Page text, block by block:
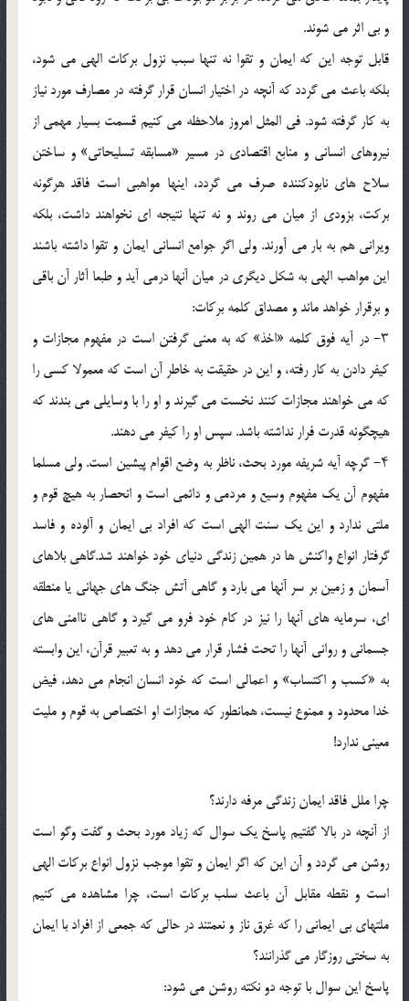
و بى اثر مى شوند.
قابل توجه اين كه ايمان و تقوا نه تنها سبب نزول بركات الهى مى شود،
بلكه باعث مى گردد كه آنچه در اختيار انسان قرار گرفته در مصارف مورد نياز
به كار گرفته شود. فى المثل امروز ملاحظه مى كنيم قسمت بسيار مهمى از
نيروهاى انسانى و منابع اقتصادى در مسير «مسابقه تسليحاتى» و ساختن
سلاح هاى نابودكننده صرف مى گردد، اينها مواهبى است فاقد هرگونه
بركت، بزودى از ميان مى روند و نه تنها نتيجه اى نخواهند داشت، بلكه
ويرانى هم به بار مى آورند. ولى اگر جوامع انسانى ايمان و تقوا داشته باشند
اين مواهب الهى به شكل ديگرى در ميان آنها درمى آيد و طبعا آثار آن باقى
و برقرار خواهد ماند و مصداق كلمه بركات:
۳- در آيه فوق كلمه «اخذ» كه به معنى گرفتن است در مفهوم مجازات و
كيفر دادن به كار رفته، و اين در حقيقت به خاطر آن است كه معمولا كسى را
كه مى خواهند مجازات كنند نخست مى گيرند و او را با وسايلى مى بندند كه
هيچگونه قدرت فرار نداشته باشد. سپس او را كيفر مى دهند.
۴- گرچه آيه شريفه مورد بحث، ناظر به وضع اقوام پيشين است. ولى مسلما
مفهوم آن يك مفهوم وسيع و مردمى و دائمى است و انحصار به هيچ قوم و
ملتى ندارد و اين يك سنت الهى است كه افراد بى ايمان و آلوده و فاسد
گرفتار انواع واكنش ها در همين زندگى دنياى خود خواهند شد.گاهى بلاهاى
آسمان و زمين بر سر آنها مى بارد و گاهى آتش جنگ هاى جهانى يا منطقه
اى، سرمايه هاى آنها را نيز در كام خود فرو مى گيرد و گاهى ناامنى هاى
جسمانى و روانى آنها را تحت فشار قرار مى دهد و به تعبير قرآن، اين وابسته
به «كسب و اكتساب» و اعمالى است كه خود انسان انجام مى دهد، فيض
خدا محدود و ممنوع نيست، همانطور كه مجازات او اختصاص به قوم و مليت
معينى ندارد!
چرا ملل فاقد ايمان زندگى مرفه دارند؟
از آنچه در بالا گفتيم پاسخ يك سوال كه زياد مورد بحث و گفت وگو است
روشن مى گردد و آن اين كه اگر ايمان و تقوا موجب نزول انواع بركات الهى
است و نقطه مقابل آن باعث سلب بركات است، چرا مشاهده مى كنيم
ملتهاى بى ايمانى را كه غرق ناز و نعمتند در حالى كه جمعى از افراد با ايمان
به سختى روزگار مى گذرانند؟
پاسخ اين سوال با توجه دو نكته روشن مى شود: